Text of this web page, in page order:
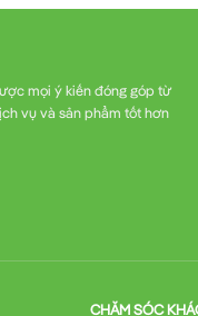
hiệu quả củaMCCB 4P
mọi ý kiến đóng góp từ
vụ và sản phẩm tốt hơn
CHĂM SÓC